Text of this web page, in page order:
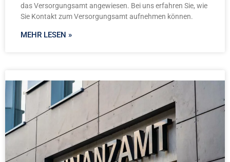
das Versorgungsamt angewiesen. Bei uns erfahren Sie, wie
Sie Kontakt zum Versorgungsamt aufnehmen können.
MEHR LESEN »